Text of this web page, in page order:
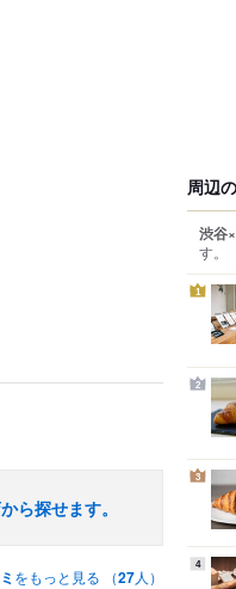
ら探せます。
をもっと見る （27人）
周辺
渋谷
す。
1
2
3
4